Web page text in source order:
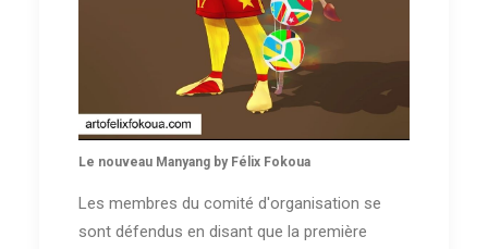
Le nouveau Manyang by Félix Fokoua
Les membres du comité d'organisation se
sont défendus en disant que la première